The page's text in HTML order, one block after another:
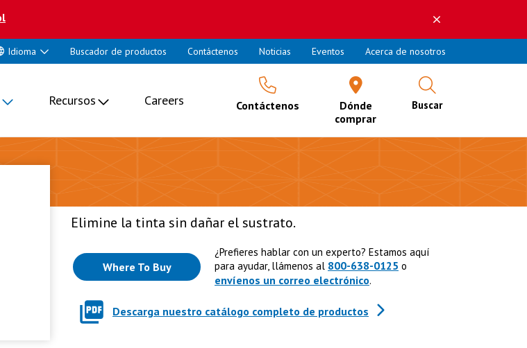
Idioma Buscador de productos Contáctenos Noticias Eventos Acerca de nosotros
Recursos Careers Contáctenos
Dónde
comprar
Buscar
Elimine la tinta sin dañar el sustrato.
Where To Buy
¿Prefieres hablar con un experto? Estamos aquí
para ayudar, llámenos al 800-638-0125 o
envíenos un correo electrónico.
Descarga nuestro catálogo completo de productos